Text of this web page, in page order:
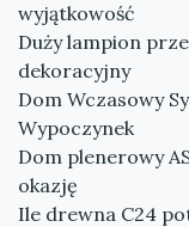
wyjątkowość
Duży lampion
dekoracyjny
Dom Wczasowy
Wypoczynek
Dom plenerowy
okazję
Ile drewna C24